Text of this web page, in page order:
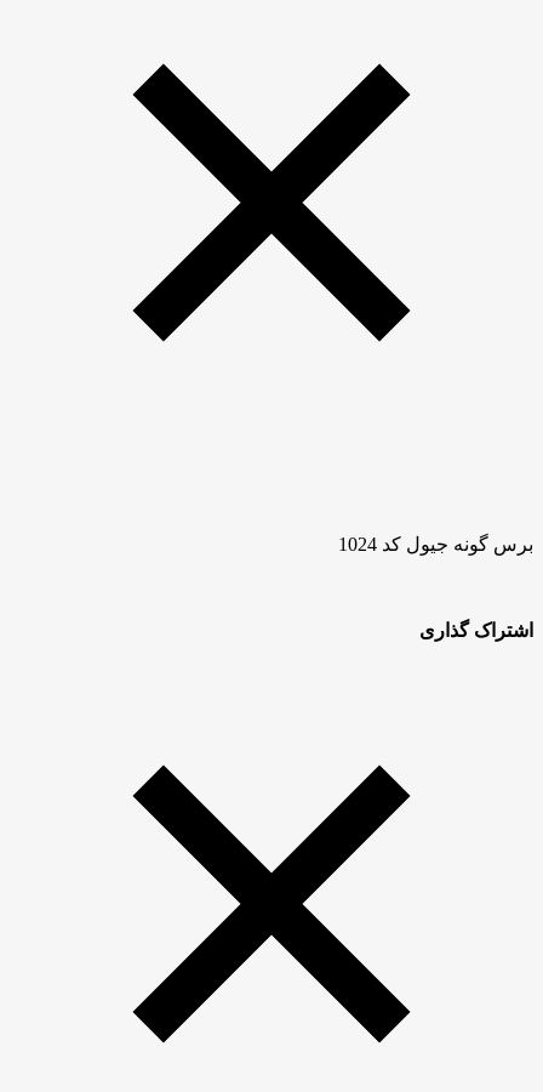
برس گونه جیول کد 1024
اشتراک گذاری